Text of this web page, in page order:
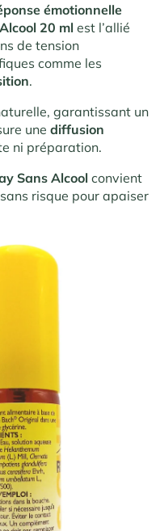
émotionnelle
20 ml est l’allié
de tension
comme les
.
garantissant un
unediffusion
ni préparation.
Sans Alcool convient
risque pour apaiser